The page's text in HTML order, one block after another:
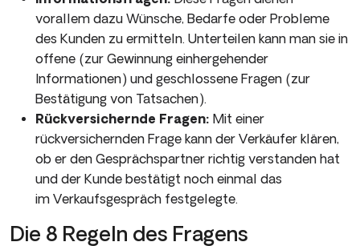
vorallem dazu Wünsche, Bedarfe oder Probleme
des Kunden zu ermitteln. Unterteilen kann man sie in
offene (zur Gewinnung einhergehender
Informationen) und geschlossene Fragen (zur
Bestätigung von Tatsachen).
Rückversichernde Fragen: Mit einer
rückversichernden Frage kann der Verkäufer klären,
ob er den Gesprächspartner richtig verstanden hat
und der Kunde bestätigt noch einmal das
im Verkaufsgespräch festgelegte.
Die 8 Regeln des Fragens